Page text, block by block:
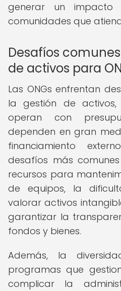
generar un impacto
comunidades que
Desafíos
de activos para
Las ONGs enfrentan
la gestión de
operan con
dependen en gran
financiamiento
desafíos más
recursos para
de equipos, la
valorar activos
garantizar la
fondos y bienes.
Además, la
programas que
complicar la